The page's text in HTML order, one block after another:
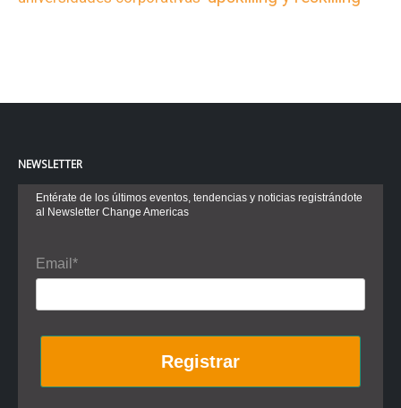
NEWSLETTER
Entérate de los últimos eventos, tendencias y noticias registrándote
al Newsletter Change Americas
Email*
Registrar